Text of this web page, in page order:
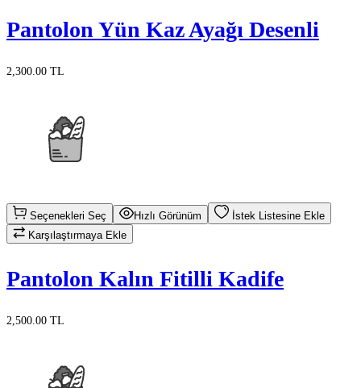
Pantolon Yün Kaz Ayağı Desenli
2,300.00 TL
Seçenekleri Seç Hızlı Görünüm
İstek Listesine Ekle
Karşılaştırmaya Ekle
Pantolon Kalın Fitilli Kadife
2,500.00 TL